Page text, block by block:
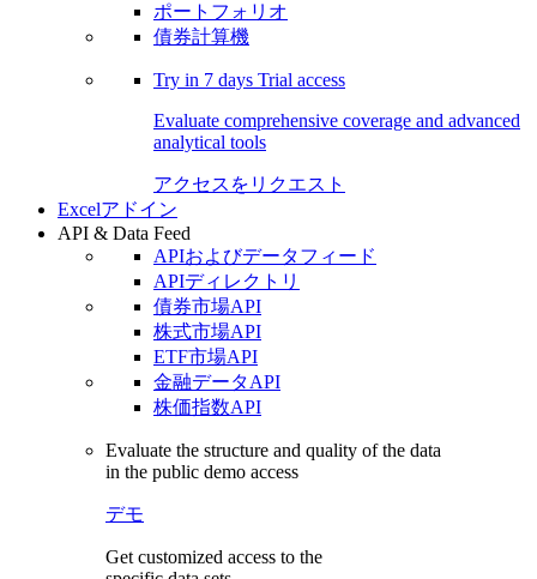
ポートフォリオ
債券計算機
Try in 7 days Trial access
Evaluate comprehensive coverage and advanced
analytical tools
アクセスをリクエスト
Excelアドイン
API & Data Feed
APIおよびデータフィード
APIディレクトリ
債券市場API
株式市場API
ETF市場API
金融データAPI
株価指数API
Evaluate the structure and quality of the data
in the public demo access
デモ
Get customized access to the